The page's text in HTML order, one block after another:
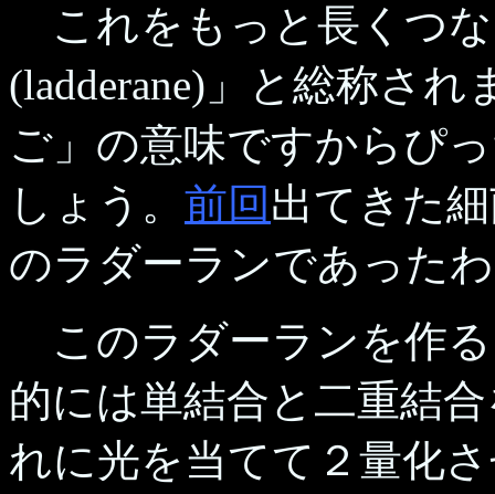
これをもっと長くつ
(ladderane)」と総称さ
ご」の意味ですからぴ
しょう。 前回 出てきた
のラダーランであった
このラダーランを作
的には単結合と二重結
れに光を当てて２量化